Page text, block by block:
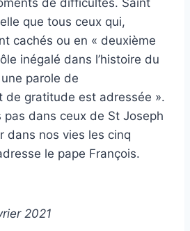
de difficultés. Saint
que tous ceux qui,
cachés ou en « deuxième
inégalé dans l’histoire du
parole de
de gratitude est adressée ».
dans ceux de St Joseph
dans nos vies les cinq
le pape François.
2021